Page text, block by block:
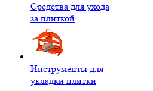
Средства для ухода
за плиткой
Инструменты для
укладки плитки